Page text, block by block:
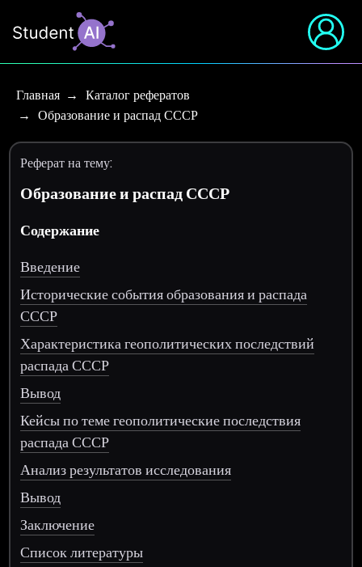
Главная
Каталог рефератов
Образование и распад СССР
Реферат на тему:
Образование и распад СССР
Содержание
Введение
Исторические события образования и распада
СССР
Характеристика геополитических последствий
распада СССР
Вывод
Кейсы по теме геополитические последствия
распада СССР
Анализ результатов исследования
Вывод
Заключение
Список литературы